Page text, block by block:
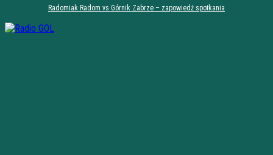
Radomiak Radom vs Górnik Zabrze – zapowiedź spotkania